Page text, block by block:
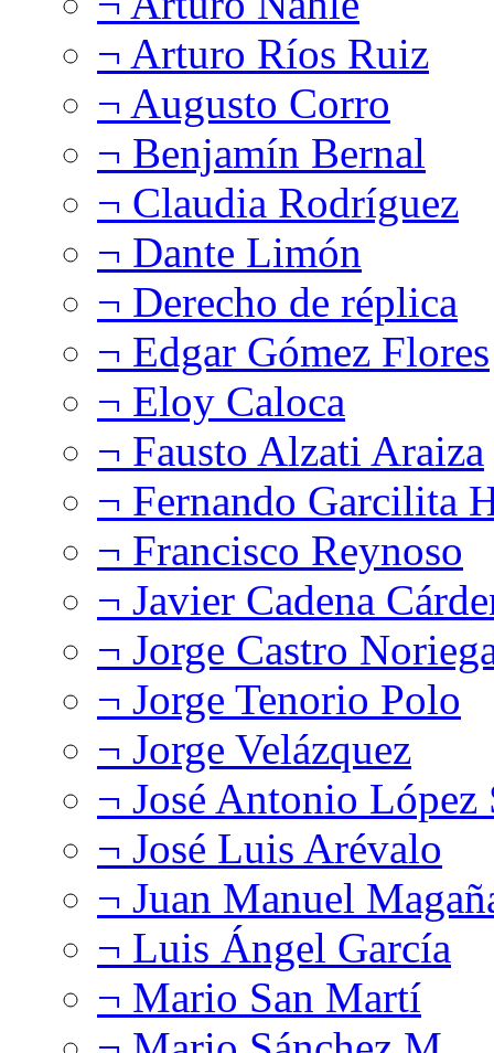
¬ Arturo Ríos Ruiz
¬ Augusto Corro
¬ Benjamín Bernal
¬ Claudia Rodríguez
¬ Dante Limón
¬ Derecho de réplica
¬ Edgar Gómez Flores
¬ Eloy Caloca
¬ Fausto Alzati Araiza
¬ Fernando Garcilita
¬ Francisco Reynoso
¬ Javier Cadena
¬ Jorge Castro
¬ Jorge Tenorio Polo
¬ Jorge Velázquez
¬ José Antonio López
¬ José Luis Arévalo
¬ Juan Manuel
¬ Luis Ángel García
¬ Mario San Martí